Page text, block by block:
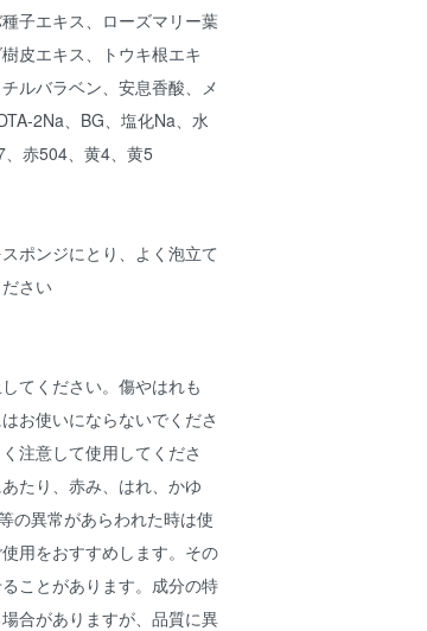
子エキス、ローズマリー葉
皮エキス、トウキ根エキ
ルバラベン、安息香酸、メ
、BG、塩化Na、水
赤504、黄4、黄5
ポンジにとり、よく泡立て
さい
てください。傷やはれも
お使いにならないでくださ
注意して使用してくださ
たり、赤み、はれ、かゆ
の異常があらわれた時は使
用をおすすめします。その
ことがあります。成分の特
合がありますが、品質に異